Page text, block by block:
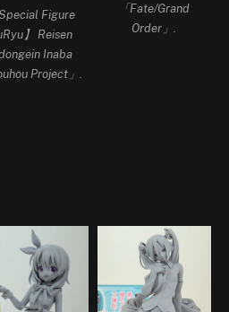
Special Figure
】 Reisen
Inaba
Project」.
「Fate/Grand
Order」.